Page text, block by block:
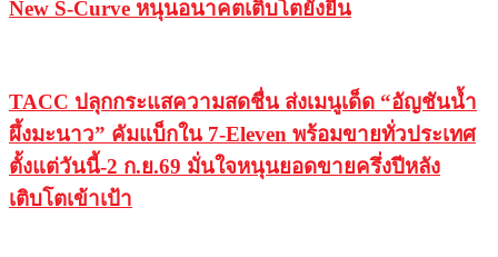
New S-Curve หนุนอนาคตเติบโตยั่งยืน
TACC ปลุกกระแสความสดชื่น ส่งเมนูเด็ด “อัญชันน้ำ
ผึ้งมะนาว” คัมแบ็กใน 7-Eleven พร้อมขายทั่วประเทศ
ตั้งแต่วันนี้-2 ก.ย.69 มั่นใจหนุนยอดขายครึ่งปีหลัง
เติบโตเข้าเป้า